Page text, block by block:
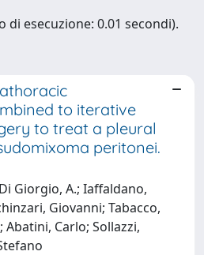
di esecuzione: 0.01 secondi).
to iterative
to treat a pleural
peritonei.
Giorgio, A.; Iaffaldano,
Giovanni; Tabacco,
Carlo; Sollazzi,